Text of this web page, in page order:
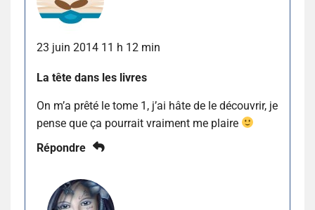
23 juin 2014 11 h 12 min
La tête dans les livres
On m’a prêté le tome 1, j’ai hâte de le découvrir, je
pense que ça pourrait vraiment me plaire
Répondre